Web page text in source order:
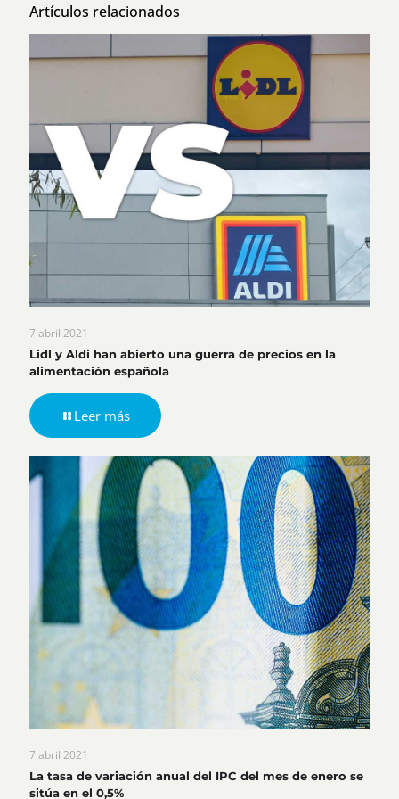
Artículos relacionados
7 abril 2021
Lidl y Aldi han abierto una guerra de precios en la
alimentación española
Leer más
7 abril 2021
La tasa de variación anual del IPC del mes de enero se
sitúa en el 0,5%